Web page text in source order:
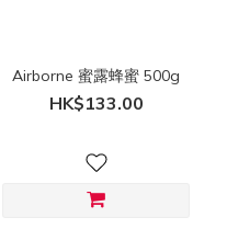
Airborne 蜜露蜂蜜 500g
HK$133.00